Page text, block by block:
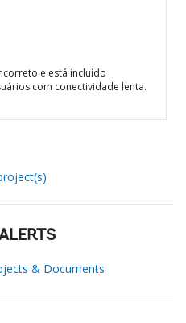
e está incluído
com conectividade lenta.
& Documents